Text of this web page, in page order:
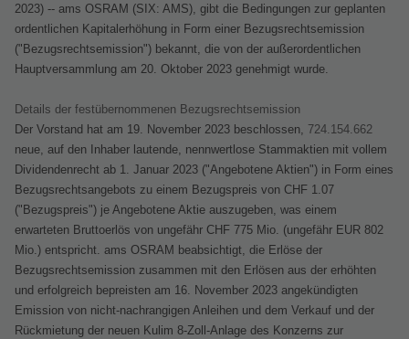
2023) -- ams OSRAM (SIX: AMS), gibt die Bedingungen zur geplanten
ordentlichen Kapitalerhöhung in Form einer Bezugsrechtsemission
("Bezugsrechtsemission") bekannt, die von der außerordentlichen
Hauptversammlung am 20. Oktober 2023 genehmigt wurde.
Details der festübernommenen Bezugsrechtsemission
Der Vorstand hat am 19. November 2023 beschlossen, 724.154.662
neue, auf den Inhaber lautende, nennwertlose Stammaktien mit vollem
Dividendenrecht ab 1. Januar 2023 ("Angebotene Aktien") in Form eines
Bezugsrechtsangebots zu einem Bezugspreis von CHF 1.07
("Bezugspreis") je Angebotene Aktie auszugeben, was einem
erwarteten Bruttoerlös von ungefähr CHF 775 Mio. (ungefähr EUR 802
Mio.) entspricht. ams OSRAM beabsichtigt, die Erlöse der
Bezugsrechtsemission zusammen mit den Erlösen aus der erhöhten
und erfolgreich bepreisten am 16. November 2023 angekündigten
Emission von nicht-nachrangigen Anleihen und dem Verkauf und der
Rückmietung der neuen Kulim 8-Zoll-Anlage des Konzerns zur